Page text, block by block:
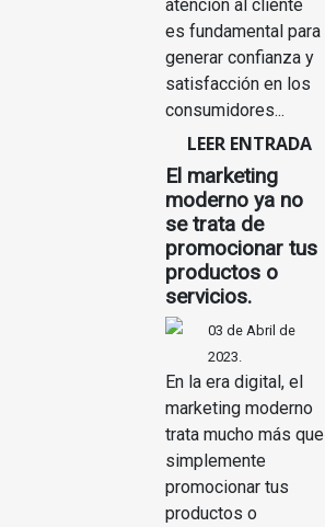
atención al cliente
es fundamental para
generar confianza y
satisfacción en los
consumidores...
LEER ENTRADA
El marketing
moderno ya no
se trata de
promocionar tus
productos o
servicios.
03 de Abril de
2023.
En la era digital, el
marketing moderno
trata mucho más que
simplemente
promocionar tus
productos o